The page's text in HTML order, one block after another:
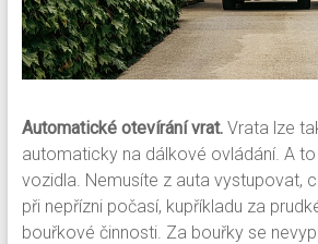
Automatické otevírání vrat.Vrata lze
automaticky na dálkové ovládání. A
vozidla. Nemusíte z auta vystupovat,
při nepřízni počasí, kupříkladu za
bouřkové činnosti. Za bouřky se